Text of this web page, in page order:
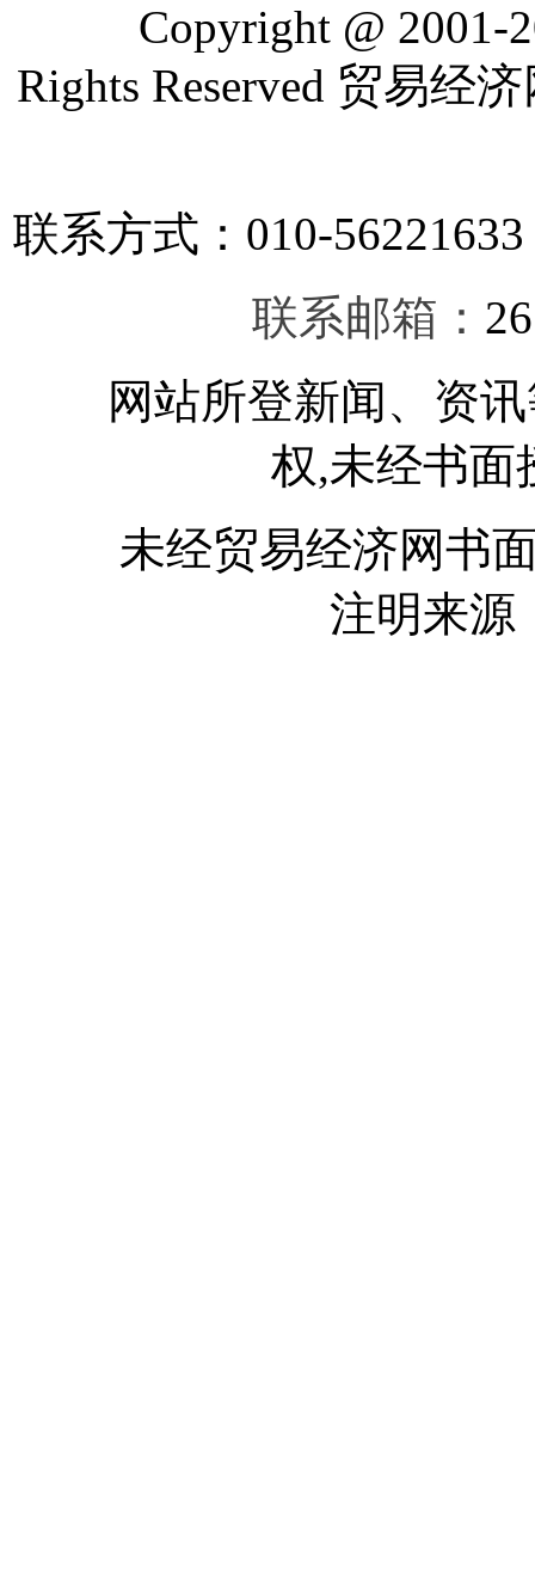
Copyright @ 2001-
Rights Reserved 贸易经
联系方式：010-
联系邮箱：
网站所登新闻、资讯
权,未经书面
未经贸易经济网书面
注明来源